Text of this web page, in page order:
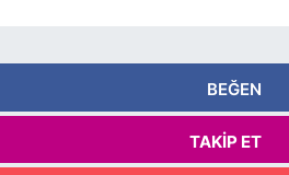
BEĞEN
TAKIP ET